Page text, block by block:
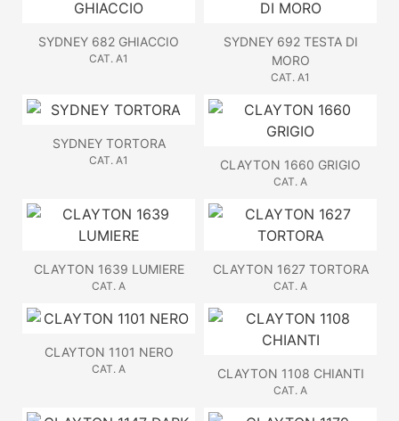
SYDNEY 682 GHIACCIO
CAT. A1
SYDNEY 692 TESTA DI
MORO
CAT. A1
SYDNEY TORTORA
CAT. A1 CLAYTON 1660 GRIGIO
CAT. A
CLAYTON 1639 LUMIERE
CAT. A
CLAYTON 1627 TORTORA
CAT. A
CLAYTON 1101 NERO
CAT. A CLAYTON 1108 CHIANTI
CAT. A